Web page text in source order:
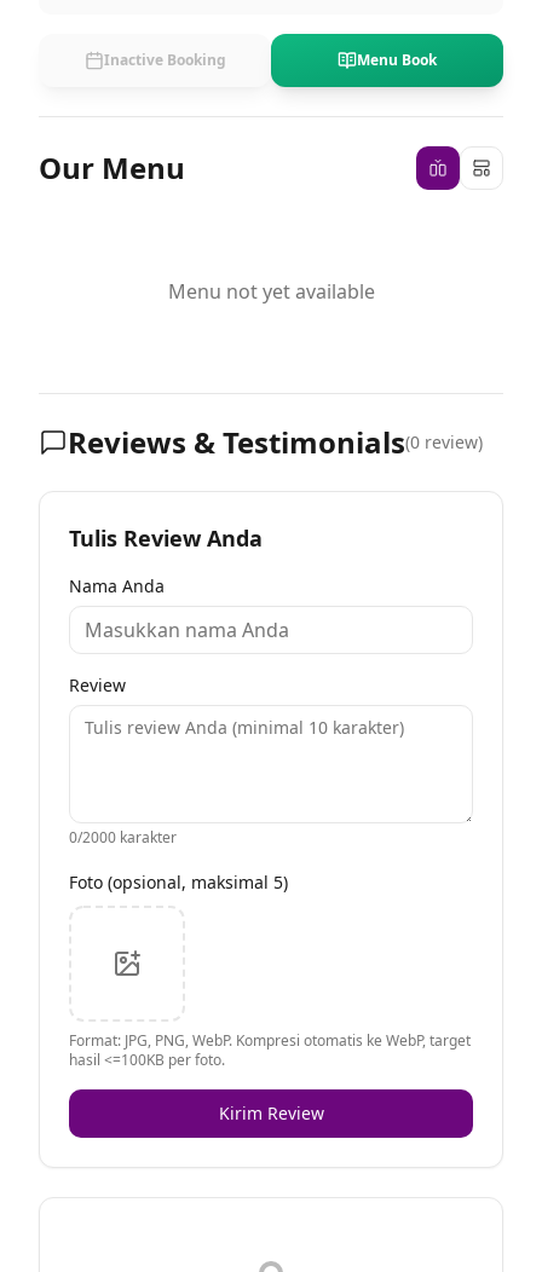
Inactive Booking Menu Book
Our Menu
Menu not yet available
Reviews & Testimonials(0 review)
Tulis Review Anda
Nama Anda
Review
0/2000 karakter
Foto (opsional, maksimal 5)
Format: JPG, PNG, WebP. Kompresi otomatis ke WebP, target
hasil <=100KB per foto.
Kirim Review